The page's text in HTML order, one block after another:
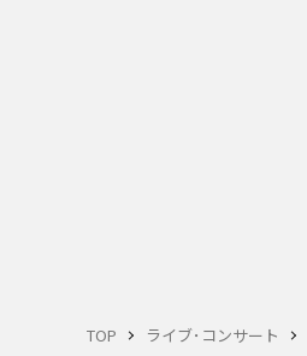
TOP ライブ･コンサート